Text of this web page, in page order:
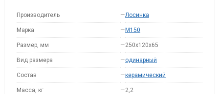
Производитель —Лосинка
Марка — M150
Размер, мм —250x120x65
Вид размера —одинарный
Состав —керамический
Масса, кг —2,2